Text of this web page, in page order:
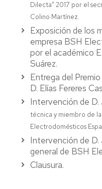
Dilecta” 2017 por el
Colino Martínez.
Exposición de los
empresa BSH
por el académico
Suárez.
Entrega del
D. Elías Fereres
Intervención de D.
técnica y miembro de
Electrodomésticos
Intervención de
general de BSH
Clausura.